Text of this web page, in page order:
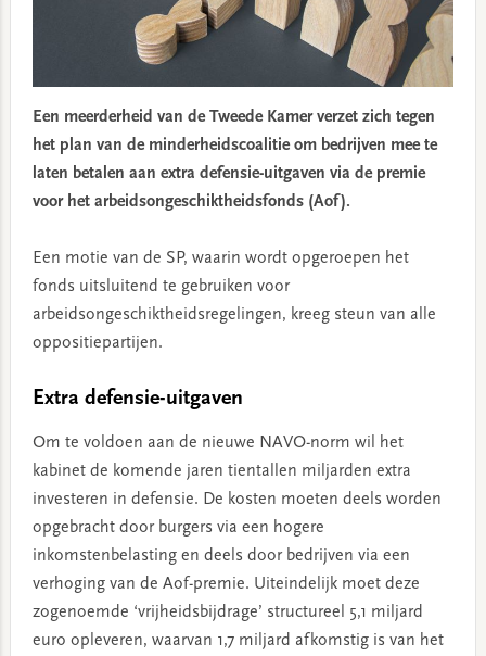
Een meerderheid van de Tweede Kamer verzet zich tegen
het plan van de minderheidscoalitie om bedrijven mee te
laten betalen aan extra defensie-uitgaven via de premie
voor het arbeidsongeschiktheidsfonds (Aof).
Een motie van de SP, waarin wordt opgeroepen het
fonds uitsluitend te gebruiken voor
arbeidsongeschiktheidsregelingen, kreeg steun van alle
oppositiepartijen.
Extra defensie-uitgaven
Om te voldoen aan de nieuwe NAVO-norm wil het
kabinet de komende jaren tientallen miljarden extra
investeren in defensie. De kosten moeten deels worden
opgebracht door burgers via een hogere
inkomstenbelasting en deels door bedrijven via een
verhoging van de Aof-premie. Uiteindelijk moet deze
zogenoemde ‘vrijheidsbijdrage’ structureel 5,1 miljard
euro opleveren, waarvan 1,7 miljard afkomstig is van het